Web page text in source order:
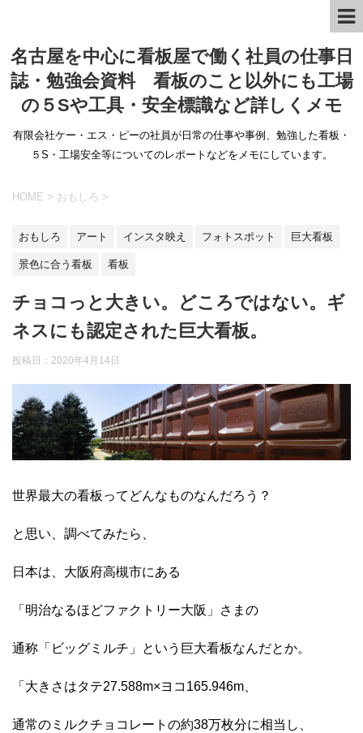
名古屋を中心に看板屋で働く社員の仕事日
誌・勉強会資料 看板のこと以外にも工場
の５Sや工具・安全標識など詳しくメモ
有限会社ケー・エス・ピーの社員が日常の仕事や事例、勉強した看板・
５S・工場安全等についてのレポートなどをメモにしています。
HOME > おもしろ >
おもしろ アート インスタ映え フォトスポット 巨大看板
景色に合う看板 看板
チョコっと大きい。どころではない。ギ
ネスにも認定された巨大看板。
投稿日： 2020年4月14日
世界最大の看板ってどんなものなんだろう？
と思い、調べてみたら、
日本は、大阪府高槻市にある
「明治なるほどファクトリー大阪」さまの
通称「ビッグミルチ」という巨大看板なんだとか。
「大きさはタテ27.588m×ヨコ165.946m、
通常のミルクチョコレートの約38万枚分に相当し、